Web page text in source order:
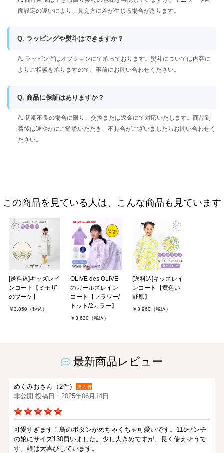
面設定の違いにより、見え方に差が生じる場合があります。
Q. ラッピングや熨斗はできますか？
A. ラッピングはオプションにて承っております。熨斗については内容に
よりご相談を承りますので、事前にお問い合わせください。
Q. 商品に保証はありますか？
A. 初期不良の場合に限り、交換または返金にて対応いたします。商品到
着後は速やかにご確認いただき、不具合がございましたらお問い合わせく
ださい。
この商品を見ている人は、こんな商品も見ています
[送料込]キッズレイ
ンコート【ミモザ
のブーケ】
￥3,850（税込）
OLIVE des OLIVE
のガールズレイン
コート【フラワー/
ドット/2カラー】
￥3,630（税込）
[送料込]キッズレイ
ンコート【黄色い
野原】
￥3,960（税込）
最新商品レビュー
めぐみおさん（2件） 購入者
非公開 投稿日：2025年06月14日
可愛すぎます！鳥のボタンがめちゃくちゃ可愛いです。118センチ
の娘にサイズ130買いました。少し大きめですが、長く使えそうで
す。娘は大喜びしています。